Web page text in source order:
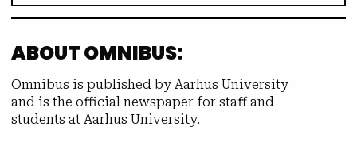
ABOUT OMNIBUS:
Omnibus is published by Aarhus University
and is the official newspaper for staff and
students at Aarhus University.